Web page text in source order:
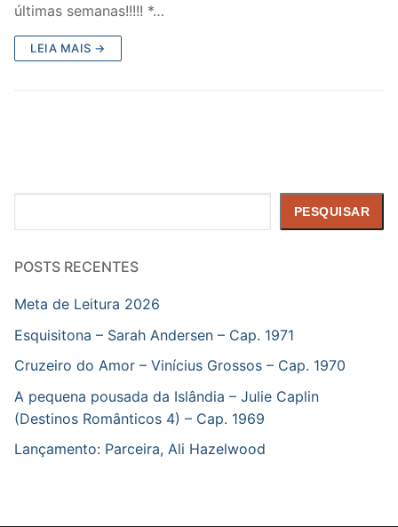
últimas semanas!!!!! *…
LEIA MAIS →
PESQUISAR
POSTS RECENTES
Meta de Leitura 2026
Esquisitona – Sarah Andersen – Cap. 1971
Cruzeiro do Amor – Vinícius Grossos – Cap. 1970
A pequena pousada da Islândia – Julie Caplin
(Destinos Românticos 4) – Cap. 1969
Lançamento: Parceira, Ali Hazelwood